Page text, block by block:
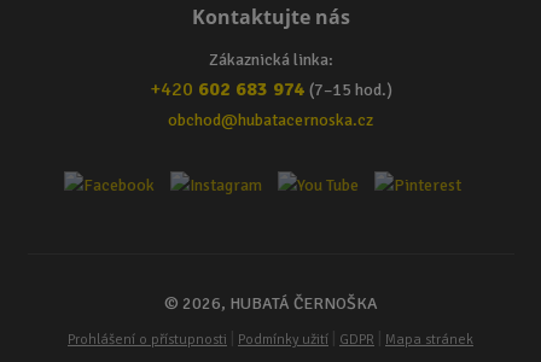
Kontaktujte nás
Zákaznická linka:
+420 602 683 974 (7–15 hod.)
obchod@hubatacernoska.cz
© 2026, HUBATÁ ČERNOŠKA
Prohlášení o přístupnosti Podmínky užití GDPR Mapa stránek